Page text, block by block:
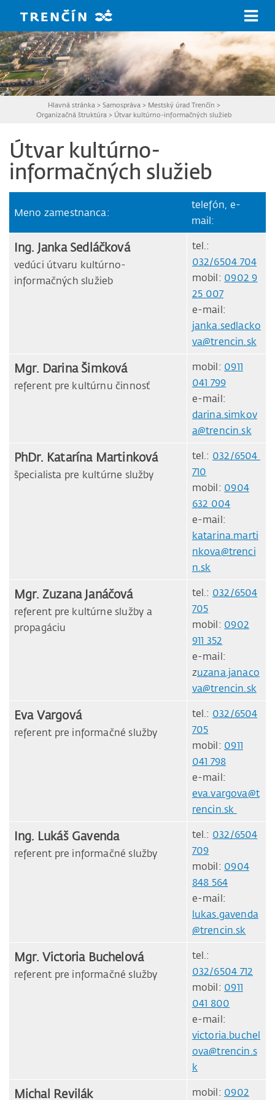
Hlavná stránka > Samospráva > Mestský úrad Trenčín >
Organizačná štruktúra > Útvar kultúrno-informačných služieb
Útvar kultúrno-
informačných služieb
Meno zamestnanca:
telefón, e-
mail:
Ing. Janka Sedláčková
vedúci útvaru kultúrno-
informačných služieb
tel.:
032/6504 704
mobil: 0902 9
25 007
e-mail:
janka.sedlacko
va@trencin.sk
Mgr. Darina Šimková
referent pre kultúrnu činnosť
mobil: 0911
041 799
e-mail:
darina.simkov
a@trencin.sk
PhDr. Katarína Martinková
špecialista pre kultúrne služby
tel.: 032/6504
710
mobil: 0904
632 004
e-mail:
katarina.marti
nkova@trenci
n.sk
Mgr. Zuzana Janáčová
referent pre kultúrne služby a
propagáciu
tel.: 032/6504
705
mobil: 0902
911 352
e-mail:
zuzana.janaco
va@trencin.sk
Eva Vargová
referent pre informačné služby
tel.: 032/6504
705
mobil: 0911
041 798
e-mail:
eva.vargova@t
rencin.sk
Ing. Lukáš Gavenda
referent pre informačné služby
tel.: 032/6504
709
mobil: 0904
848 564
e-mail:
lukas.gavenda
@trencin.sk
Mgr. Victoria Buchelová
referent pre informačné služby
tel.:
032/6504 712
mobil: 0911
041 800
e-mail:
victoria.buchel
ova@trencin.s
k
Michal Revilák mobil: 0902